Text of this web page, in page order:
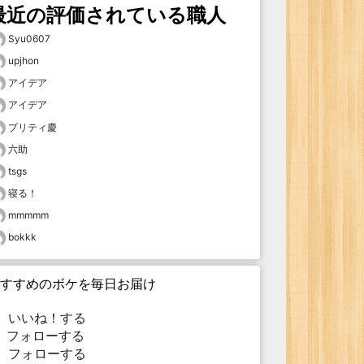
近の評価されている職人
Syu0607
upjhon
アイデア
アイデア
プリティ慶
六助
tsgs
寝る！
mmmmm
bokkk
すめのボケを毎日お届け
いいね！する
ォローする
フォローする